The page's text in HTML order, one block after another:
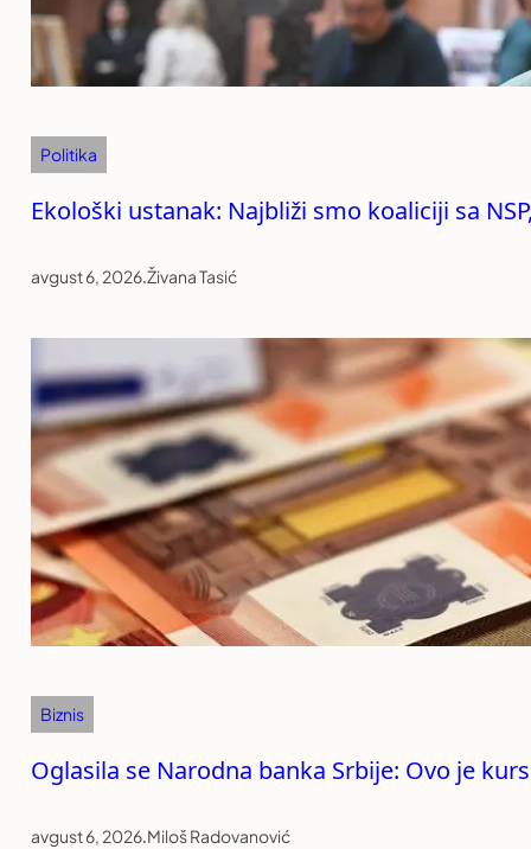
Politika
Ekološki ustanak: Najbliži smo koaliciji sa
avgust 6, 2026.Živana Tasić
Biznis
Oglasila se Narodna banka Srbije: Ovo je
avgust 6, 2026.Miloš Radovanović